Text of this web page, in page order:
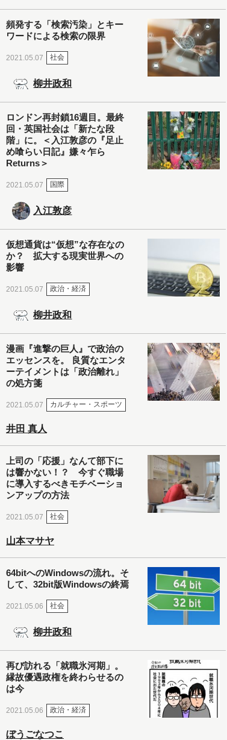
頻発する「検索汚染」とキー
ワードによる検索の限界
2021.05.07 社会
柳井政和
ロンドン再封鎖16週目。最終
回・英国社会は「新たな段
階」に。＜入江敦彦の『足止
め喰らい日記』嫌々乍ら
Returns＞
2021.05.07 国際
入江敦彦
仮想通貨は“仮想”な存在なの
か？ 拡大する現実世界への
影響
2021.05.07 政治・経済
柳井政和
漫画『進撃の巨人』で政治の
エッセンスを。 良質なエンタ
ーテイメントは「政治離れ」
の処方箋
2021.05.07 カルチャー・スポーツ
井田 真人
上司の「応援」なんて部下に
は響かない！？ 今すぐ職場
に導入するべきモチベーショ
ンアップの方法
2021.05.07 社会
山本マサヤ
64bitへのWindowsの流れ。そ
して、32bit版Windowsの終焉
2021.05.06 社会
柳井政和
再び訪れる「就職氷河期」。
縁故優遇政権を終わらせるの
は今
2021.05.06 政治・経済
ぼうごなつこ